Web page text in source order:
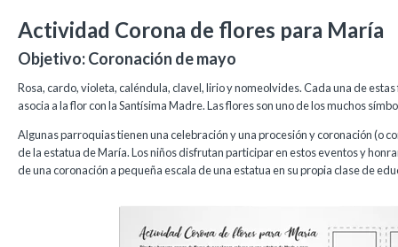
Actividad Corona de flores para María
Objetivo: Coronación de mayo
Rosa, cardo, violeta, caléndula, clavel, lirio y nomeolvides. Cada una de
asocia a la flor con la Santísima Madre. Las flores son uno de los muchos
Algunas parroquias tienen una celebración y una procesión y coronación (o
de la estatua de María. Los niños disfrutan participar en estos eventos y
de una coronación a pequeña escala de una estatua en su propia clase de